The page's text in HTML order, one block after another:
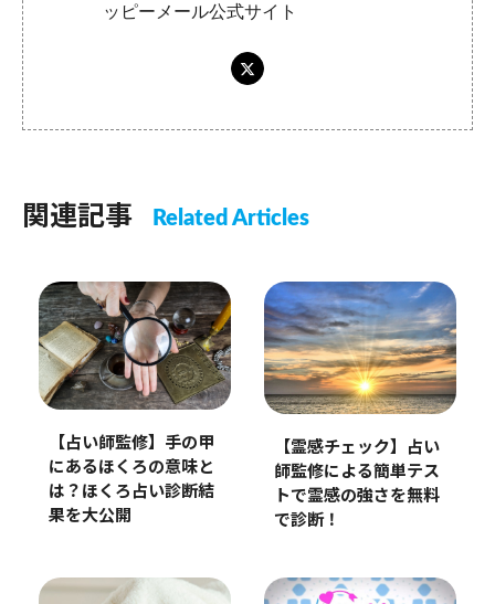
ッピーメール公式サイト
関連記事 Related Articles
【占い師監修】手の甲
にあるほくろの意味と
は？ほくろ占い診断結
果を大公開
【霊感チェック】占い
師監修による簡単テス
トで霊感の強さを無料
で診断！